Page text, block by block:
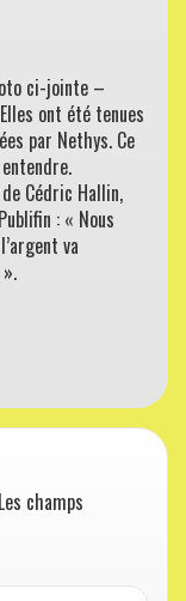
ci-jointe –
ont été tenues
par Nethys. Ce
Cédric Hallin,
: « Nous
va
Les champs